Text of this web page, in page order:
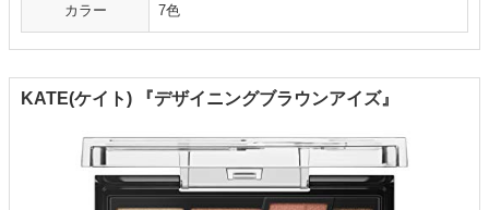
カラー 7色
KATE(ケイト) 『デザイニングブラウンアイズ』